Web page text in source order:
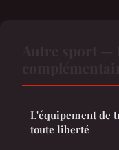
L'équipement de
toute liberté